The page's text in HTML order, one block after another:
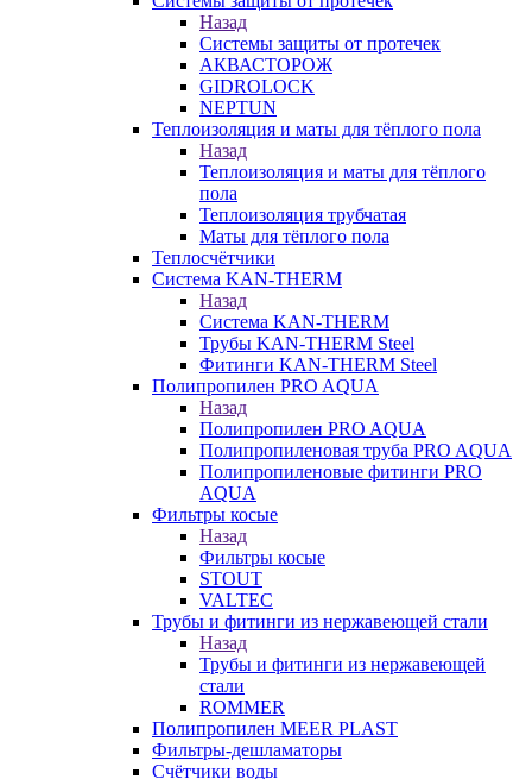
Назад
Системы защиты от протечек
АКВАСТОРОЖ
GIDROLOCK
NEPTUN
Теплоизоляция и маты для тёплого пола
Назад
Теплоизоляция и маты для тёплого
пола
Теплоизоляция трубчатая
Маты для тёплого пола
Теплосчётчики
Система KAN-THERM
Назад
Система KAN-THERM
Трубы KAN-THERM Steel
Фитинги KAN-THERM Steel
Полипропилен PRO AQUA
Назад
Полипропилен PRO AQUA
Полипропиленовая труба PRO AQUA
Полипропиленовые фитинги PRO
AQUA
Фильтры косые
Назад
Фильтры косые
STOUT
VALTEC
Трубы и фитинги из нержавеющей стали
Назад
Трубы и фитинги из нержавеющей
стали
ROMMER
Полипропилен MEER PLAST
Фильтры-дешламаторы
Счётчики воды